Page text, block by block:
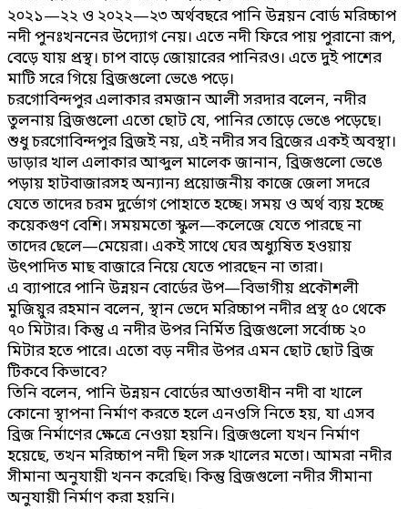
২০২১—২২ ও ২০২২—২৩ অর্থবছরে পানি উন্নয়ন বোর্ড মরিচ্চাপ
নদী পুনঃখননের উদ্যোগ নেয়। এতে নদী ফিরে পায় পুরানো রূপ,
বেড়ে যায় প্রস্থ। চাপ বাড়ে জোয়ারের পানিরও। এতে দুই পাশের
মাটি সরে গিয়ে ব্রিজগুলো ভেঙে পড়ে।
চরগোবিন্দপুর এলাকার রমজান আলী সরদার বলেন, নদীর
তুলনায় ব্রিজগুলো এতো ছোট যে, পানির তোড়ে ভেঙে পড়েছে।
শুধু চরগোবিন্দপুর ব্রিজই নয়, এই নদীর সব ব্রিজের একই অবস্থা।
ডাড়ার খাল এলাকার আব্দুল মালেক জানান, ব্রিজগুলো ভেঙে
পড়ায় হাটবাজারসহ অন্যান্য প্রয়োজনীয় কাজে জেলা সদরে
যেতে তাদের চরম দুর্ভোগ পোহাতে হচ্ছে। সময় ও অর্থ ব্যয় হচ্ছে
কয়েকগুণ বেশি। সময়মতো স্কুল—কলেজে যেতে পারছে না
তাদের ছেলে—মেয়েরা। একই সাথে ঘের অধ্যুষিত হওয়ায়
উৎপাদিত মাছ বাজারে নিয়ে যেতে পারছেন না তারা।
এ ব্যাপারে পানি উন্নয়ন বোর্ডের উপ—বিভাগীয় প্রকৌশলী
মুজিয়ুর রহমান বলেন, স্থান ভেদে মরিচ্চাপ নদীর প্রস্থ ৫০ থেকে
৭০ মিটার। কিন্তু এ নদীর উপর নির্মিত ব্রিজগুলো সর্বোচ্চ ২০
মিটার হতে পারে। এতো বড় নদীর উপর এমন ছোট ছোট ব্রিজ
টিকবে কিভাবে?
তিনি বলেন, পানি উন্নয়ন বোর্ডের আওতাধীন নদী বা খালে
কোনো স্থাপনা নির্মাণ করতে হলে এনওসি নিতে হয়, যা এসব
ব্রিজ নির্মাণের ক্ষেত্রে নেওয়া হয়নি। ব্রিজগুলো যখন নির্মাণ
হয়েছে, তখন মরিচ্চাপ নদী ছিল সরু খালের মতো। আমরা নদীর
সীমানা অনুযায়ী খনন করেছি। কিন্তু ব্রিজগুলো নদীর সীমানা
অনুযায়ী নির্মাণ করা হয়নি।